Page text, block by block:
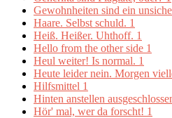
Gewohnheiten sind ein
Haare. Selbst schuld. 1
Heiß. Heißer. Uhthoff. 1
Hello from the other side 1
Heul weiter! Is normal. 1
Heute leider nein. Morgen
Hilfsmittel 1
Hinten anstellen
Hör' mal, wer da forscht! 1